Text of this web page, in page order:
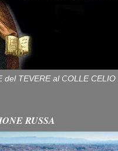
del TEVERE al COLLE CELIO
RUSSA